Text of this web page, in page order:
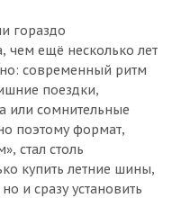
гораздо
чем ещё несколько лет
современный ритм
поездки,
или сомнительные
поэтому формат,
стал столь
купить летние шины,
и сразу установить